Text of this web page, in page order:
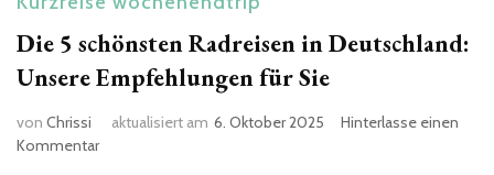
Die 5 schönsten Radreisen in Deutschland:
Unsere Empfehlungen für Sie
von Chrissi aktualisiert am 6. Oktober 2025
Hinterlasse einen
Kommentarzu